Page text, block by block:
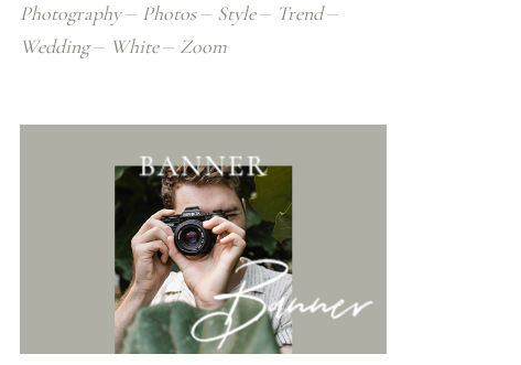
Photography
Photos Style
Trend
Wedding
White Zoom